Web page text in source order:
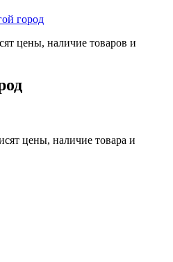
город
цены, наличие товаров и
цены, наличие товара и